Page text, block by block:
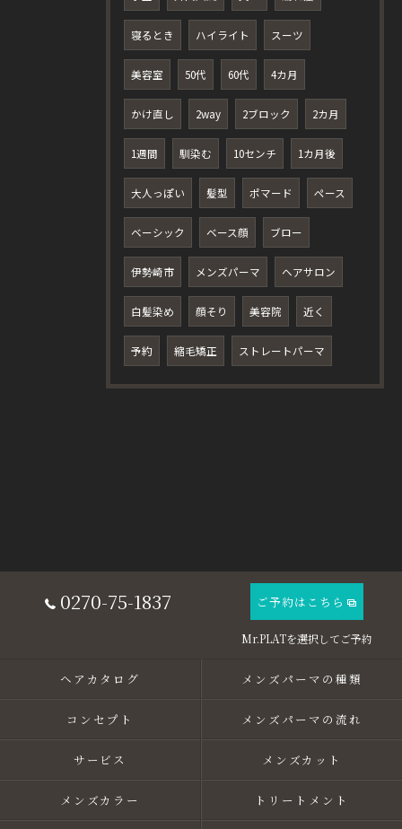
寝るとき ハイライト スーツ
美容室 50代 60代 4カ月
かけ直し 2way 2ブロック 2カ月
1週間 馴染む 10センチ 1カ月後
大人っぽい 髪型 ポマード ペース
ベーシック ベース顔 ブロー
伊勢崎市 メンズパーマ ヘアサロン
白髪染め 顔そり 美容院 近く
予約 縮毛矯正 ストレートパーマ
0270-75-1837 ご予約はこちら
ヘアカタログ メンズパーマの種類
コンセプト メンズパーマの流れ
サービス メンズカット
メンズカラー トリートメント